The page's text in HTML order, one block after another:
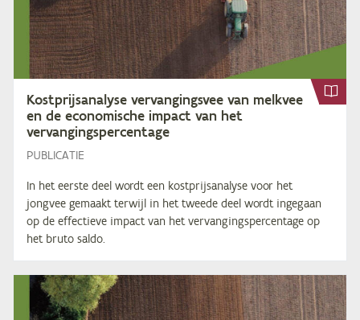
Kost­prijs­ana­ly­se ver­van­gings­vee van melk­vee
en de eco­no­mi­sche im­pact van het
vervangingspercentage
PUBLICATIE
In het eerste deel wordt een kostprijsanalyse voor het
jongvee gemaakt terwijl in het tweede deel wordt ingegaan
op de effectieve impact van het vervangingspercentage op
het bruto saldo.